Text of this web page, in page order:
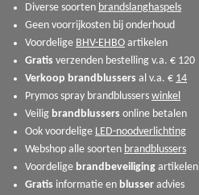
Diverse soorten brandslanghaspels
Geen voorrijkosten bij onderhoud
Voordelige BHV-EHBO artikelen
Gratis verzenden bestelling v.a. € 120
Verkoop brandblussers al v.a. € 14
Prymos spray brandblussers winkel
Veilig brandblussers online betalen
Ook voordelige LED-noodverlichting
Webshop alle soorten brandblussers
Voordelige brandbeveiliging artikelen
Gratis informatie en blusser advies